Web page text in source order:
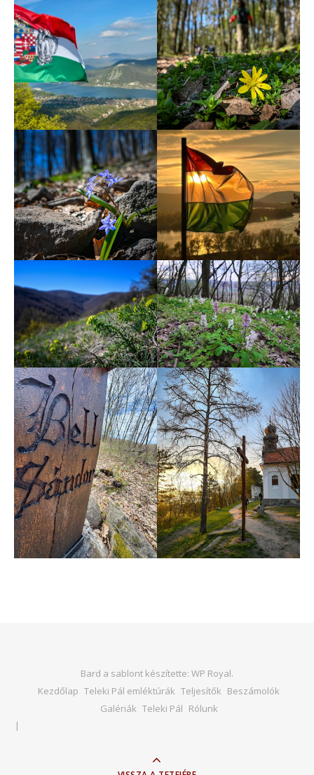
Bard a sablont készítette: WP Royal.
Kezdőlap Teleki Pál emléktúrák Teljesítők Beszámolók
Galériák Teleki Pál Rólunk